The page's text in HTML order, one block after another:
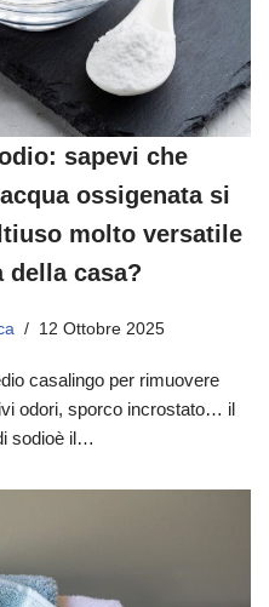
sapevi che
ossigenata si
molto versatile
della casa?
12 Ottobre 2025
casalingo per rimuovere
odori, sporco incrostato… il
sodioè il…